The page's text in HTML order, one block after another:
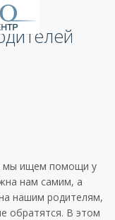
мы ищем помощи у
нам самим, а
нашим родителям,
обратятся. В этом